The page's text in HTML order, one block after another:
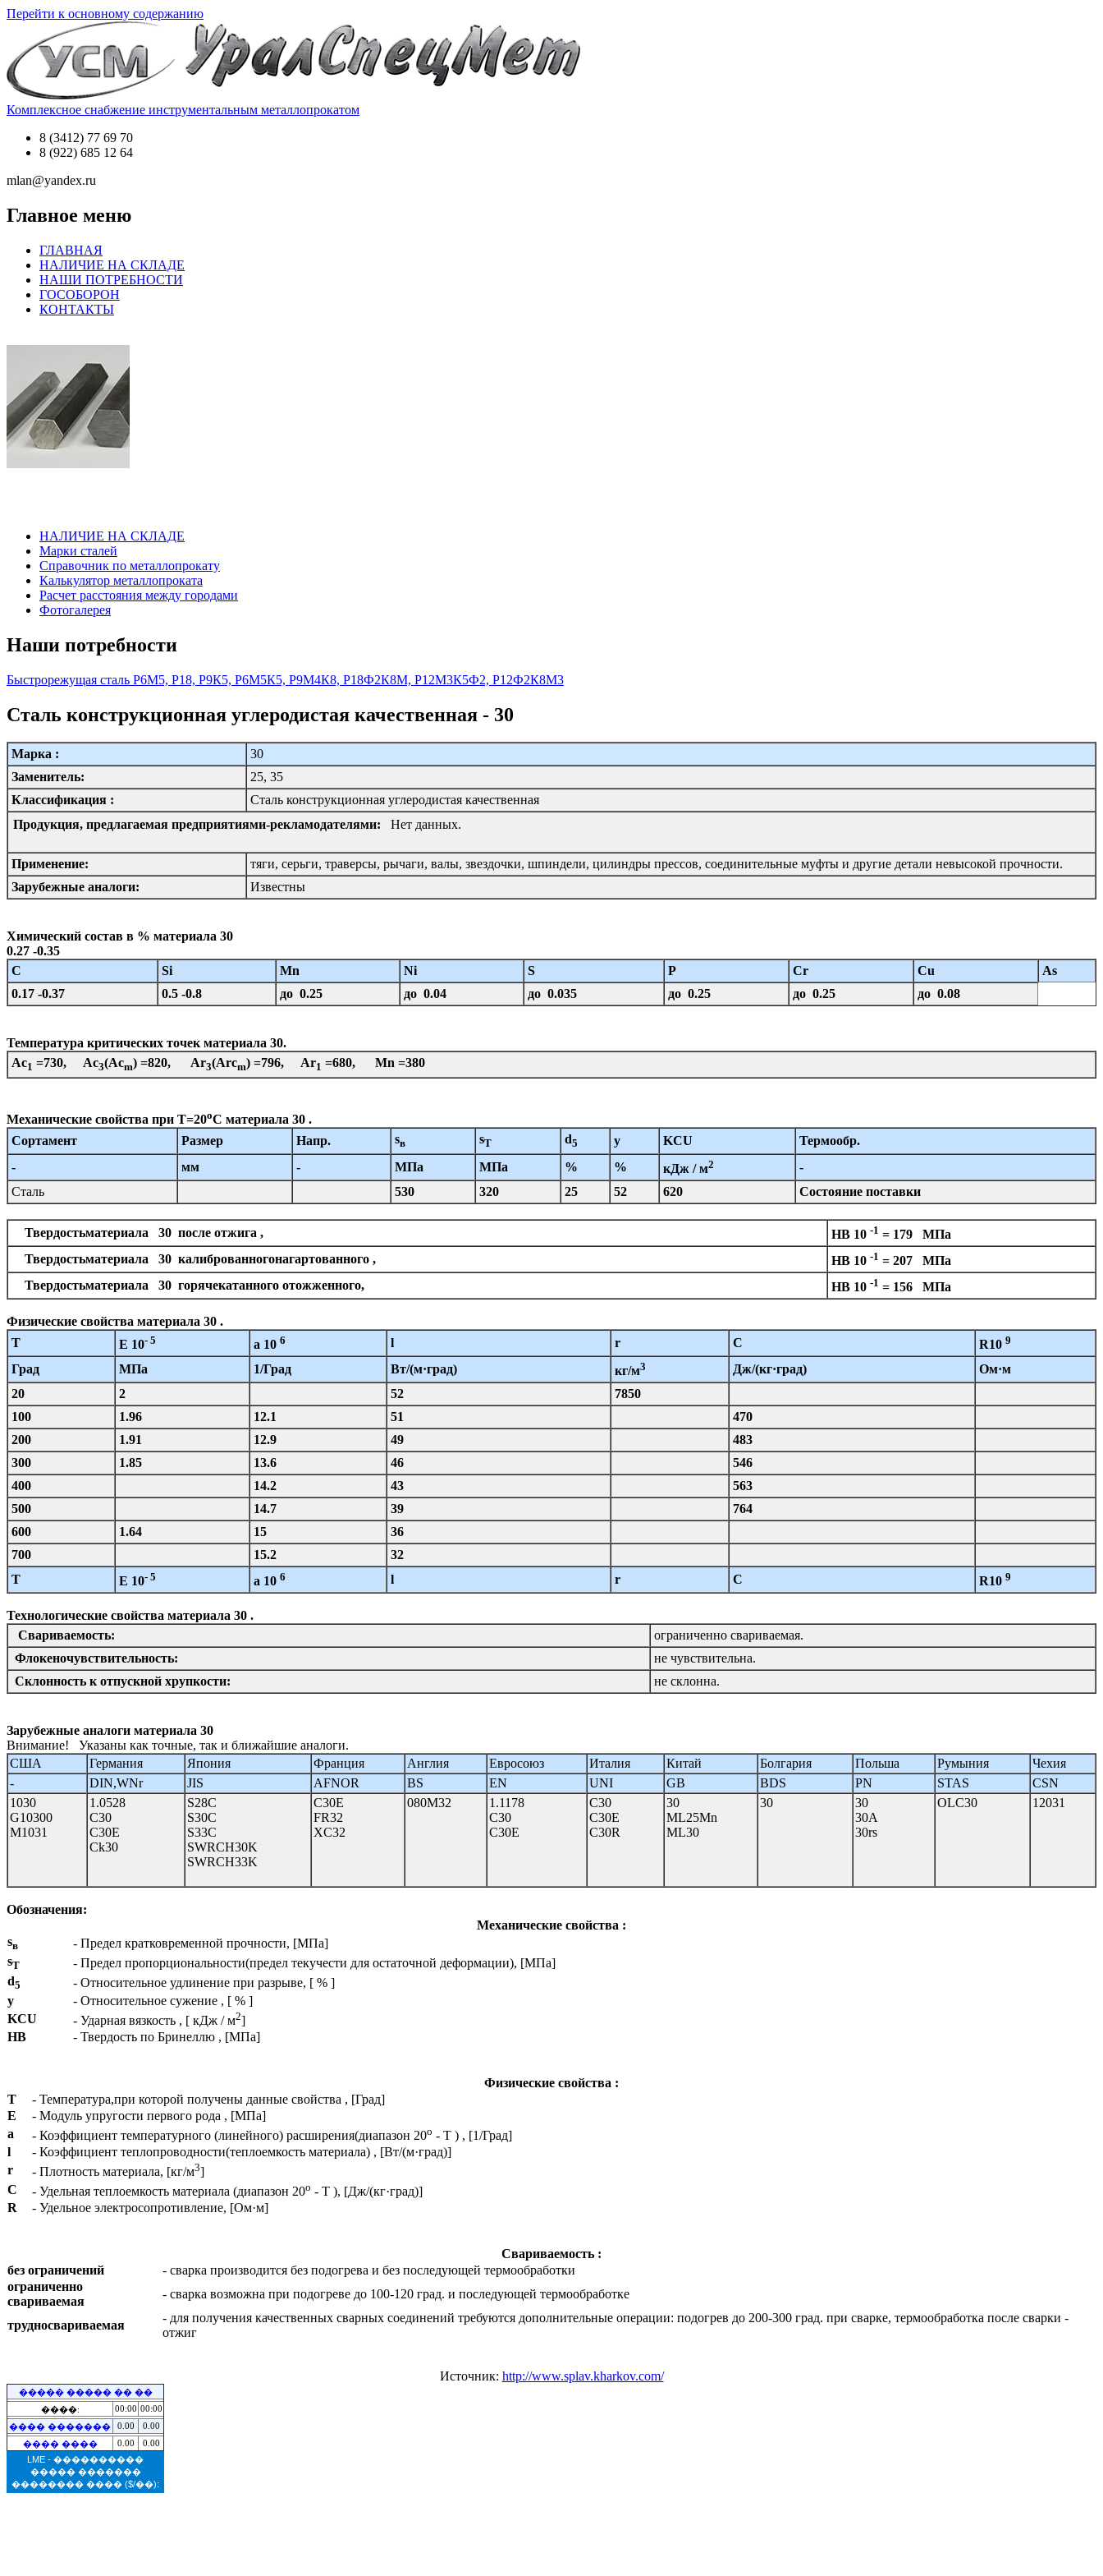
Перейти к основному содержанию
Комплексное снабжение инструментальным металлопрокатом
8 (3412) 77 69 70
8 (922) 685 12 64
mlan@yandex.ru
Главное меню
ГЛАВНАЯ
НАЛИЧИЕ НА СКЛАДЕ
НАШИ ПОТРЕБНОСТИ
ГОСОБОРОН
КОНТАКТЫ
НАЛИЧИЕ НА СКЛАДЕ
Марки сталей
Справочник по металлопрокату
Калькулятор металлопроката
Расчет расстояния между городами
Фотогалерея
Наши потребности
Быстрорежущая сталь Р6М5, Р18, Р9К5, Р6М5К5, Р9М4К8, Р18Ф2К8М, Р12М3К5Ф2, Р12Ф2К8М3
Сталь конструкционная углеродистая качественная - 30
Марка :
30
Заменитель:
25, 35
Классификация :
Сталь конструкционная углеродистая качественная
Продукция, предлагаемая предприятиями-рекламодателями: Нет данных.
Применение:
тяги, серьги, траверсы, рычаги, валы, звездочки, шпиндели, цилиндры прессов, соединительные муфты и другие детали невысокой прочности.
Зарубежные аналоги:
Известны
Химический состав в % материала 30
0.27 -0.35
C
Si Mn Ni S P Cr Cu
As
0.17 -0.37
0.5 -0.8 до 0.25 до 0.04 до 0.035 до 0.25 до 0.25 до 0.08
Температура критических точек материала 30.
Ac1 =730, Ac3(Acm) =820, Ar3(Arcm) =796, Ar1 =680, Mn =380
Механические свойства при Т=20oС материала 30 .
Сортамент
Размер Напр. sв sT d5 y KCU
Термообр.
-
мм - МПа МПа % % кДж / м2
-
Сталь
530 320 25 52 620 Состояние поставки
Твердостьматериала 30 после отжига , HB 10 -1 = 179 МПа
Твердостьматериала 30 калиброванногонагартованного ,
HB 10 -1 = 207 МПа
Твердостьматериала 30 горячекатанного отожженного,
HB 10 -1 = 156 МПа
Физические свойства материала 30 .
T
E 10- 5 a 10 6 l r C R10 9
Град МПа 1/Град Вт/(м·град) кг/м3 Дж/(кг·град)
Ом·м
20
2 52
7850
100
1.96 12.1 51
470
200
1.91 12.9 49
483
300
1.85 13.6 46
546
400
14.2 43
563
500
14.7 39
764
600
1.64 15
36
700
15.2
32
T
E 10- 5 a 10 6 l r C R10 9
Технологические свойства материала 30 .
Свариваемость:
ограниченно свариваемая.
Флокеночувствительность:
не чувствительна.
Склонность к отпускной хрупкости:
не склонна.
Зарубежные аналоги материала 30
Внимание! Указаны как точные, так и ближайшие аналоги.
США
Германия Япония Франция Англия Евросоюз Италия Китай Болгария Польша Румыния
Чехия
-
DIN,WNr JIS AFNOR BS EN UNI GB BDS PN STAS
CSN
1030
G10300
M1031
1.0528
C30
C30E
Ck30
S28C
S30C
S33C
SWRCH30K
SWRCH33K
C30E
FR32
XC32
080M32
1.1178
C30
C30E
C30
C30E
C30R
30
ML25Mn
ML30
30
30
30A
30rs
OLC30 12031
Обозначения:
Механические свойства :
sв
- Предел кратковременной прочности, [МПа]
sT
- Предел пропорциональности(предел текучести для остаточной деформации), [МПа]
d5
- Относительное удлинение при разрыве, [ % ]
y
- Относительное сужение , [ % ]
KCU
- Ударная вязкость , [ кДж / м2]
HB
- Твердость по Бринеллю , [МПа]
Физические свойства :
T
- Температура,при которой получены данные свойства , [Град]
E
- Модуль упругости первого рода , [МПа]
a
- Коэффициент температурного (линейного) расширения(диапазон 20o - T ) , [1/Град]
l
- Коэффициент теплопроводности(теплоемкость материала) , [Вт/(м·град)]
r
- Плотность материала, [кг/м3]
C
- Удельная теплоемкость материала (диапазон 20o - T ), [Дж/(кг·град)]
R
- Удельное электросопротивление, [Ом·м]
Свариваемость :
без ограничений
- сварка производится без подогрева и без последующей термообработки
ограниченно
свариваемая
- сварка возможна при подогреве до 100-120 град. и последующей термообработке
трудносвариваемая
- для получения качественных сварных соединений требуются дополнительные операции: подогрев до 200-300 град. при сварке, термообработка после сварки -
отжиг
Источник: http://www.splav.kharkov.com/
����� ����� �� ��
����:
00:00 00:00
���� �������
0.00
0.00
���� ����
0.00
0.00
LME - ����������
����� �������
�������� ���� ($/��):